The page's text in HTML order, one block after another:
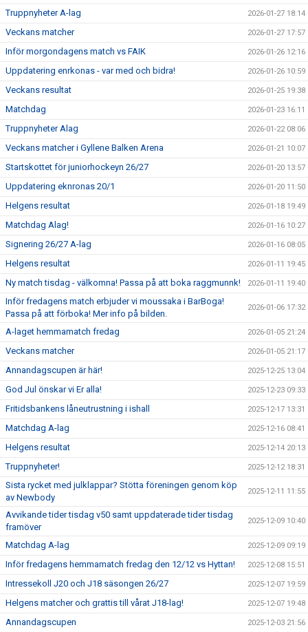
Truppnyheter A-lag 2026-01-27 18:14
Veckans matcher 2026-01-27 17:57
Inför morgondagens match vs FAIK 2026-01-26 12:16
Uppdatering enrkonas - var med och bidra! 2026-01-26 10:59
Veckans resultat 2026-01-25 19:38
Matchdag 2026-01-23 16:11
Truppnyheter Alag 2026-01-22 08:06
Veckans matcher i Gyllene Balken Arena 2026-01-21 10:07
Startskottet för juniorhockeyn 26/27 2026-01-20 13:57
Uppdatering eknronas 20/1 2026-01-20 11:50
Helgens resultat 2026-01-18 19:49
Matchdag Alag! 2026-01-16 10:27
Signering 26/27 A-lag 2026-01-16 08:05
Helgens resultat 2026-01-11 19:45
Ny match tisdag - välkomna! Passa på att boka raggmunnk! 2026-01-11 19:40
Inför fredagens match erbjuder vi moussaka i BarBoga!
Passa på att förboka! Mer info på bilden.
2026-01-06 17:32
A-laget hemmamatch fredag 2026-01-05 21:24
Veckans matcher 2026-01-05 21:17
Annandagscupen är här! 2025-12-25 13:04
God Jul önskar vi Er alla! 2025-12-23 09:33
Fritidsbankens låneutrustning i ishall 2025-12-17 13:31
Matchdag A-lag 2025-12-16 08:41
Helgens resultat 2025-12-14 20:13
Truppnyheter! 2025-12-12 18:31
Sista rycket med julklappar? Stötta föreningen genom köp
av Newbody
2025-12-11 11:55
Avvikande tider tisdag v50 samt uppdaterade tider tisdag
framöver
2025-12-09 10:40
Matchdag A-lag 2025-12-09 09:19
Inför fredagens hemmamatch fredag den 12/12 vs Hyttan! 2025-12-08 15:51
Intressekoll J20 och J18 säsongen 26/27 2025-12-07 19:59
Helgens matcher och grattis till vårat J18-lag! 2025-12-07 19:48
Annandagscupen 2025-12-03 21:56